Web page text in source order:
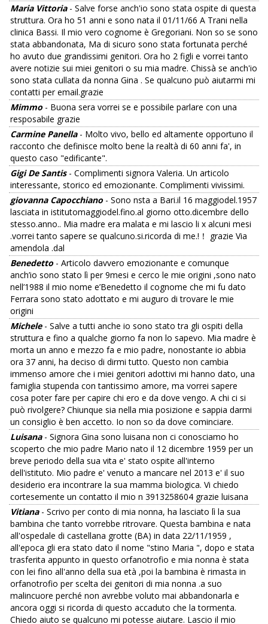
Maria Vittoria - Salve forse anch'io sono stata ospite di questa
struttura. Ora ho 51 anni e sono nata il 01/11/66 A Trani nella
clinica Bassi. Il mio vero cognome è Gregoriani. Non so se sono
stata abbandonata, Ma di sicuro sono stata fortunata perché
ho avuto due grandissimi genitori. Ora ho 2 figli e vorrei tanto
avere notizie sui miei genitori o su mia madre. Chissà se anch'io
sono stata cullata da nonna Gina . Se qualcuno può aiutarmi mi
contatti per email.grazie
Mimmo- Buona sera vorrei se e possibile parlare con una
resposabile grazie
Carmine Panella- Molto vivo, bello ed altamente opportuno il
racconto che definisce molto bene la realtà di 60 anni fa', in
questo caso "edificante".
Gigi De Santis- Complimenti signora Valeria. Un articolo
interessante, storico ed emozionante. Complimenti vivissimi.
giovanna Capocchiano- Sono nsta a Bari.il 16 maggiodel.1957
lasciata in istitutomaggiodel.fino.al giorno otto.dicembre dello
stesso.anno.. Mia madre era malata e mi lascio li x alcuni mesi
.vorrei tanto sapere se qualcuno.si.ricorda di me.!！ grazie Via
amendola .dal
Benedetto - Articolo davvero emozionante e comunque
anch’io sono stato lì per 9mesi e cerco le mie origini ,sono nato
nell’1988 il mio nome e’Benedetto il cognome che mi fu dato
Ferrara sono stato adottato e mi auguro di trovare le mie
origini
Michele- Salve a tutti anche io sono stato tra gli ospiti della
struttura e fino a qualche giorno fa non lo sapevo. Mia madre è
morta un anno e mezzo fa e mio padre, nonostante io abbia
ora 37 anni, ha deciso di dirmi tutto. Questo non cambia
immenso amore che i miei genitori adottivi mi hanno dato, una
famiglia stupenda con tantissimo amore, ma vorrei sapere
cosa poter fare per capire chi ero e da dove vengo. A chi ci si
può rivolgere? Chiunque sia nella mia posizione e sappia darmi
un consiglio è ben accetto. Io non so da dove cominciare.
Luisana- Signora Gina sono luisana non ci conosciamo ho
scoperto che mio padre Mario nato il 12 dicembre 1959 per un
breve periodo della sua vita e' stato ospite all'interno
dell'istituto. Mio padre e' venuto a mancare nel 2013 e' il suo
desiderio era incontrare la sua mamma biologica. Vi chiedo
cortesemente un contatto il mio n 3913258604 grazie luisana
Vitiana - Scrivo per conto di mia nonna, ha lasciato lì la sua
bambina che tanto vorrebbe ritrovare. Questa bambina e nata
all'ospedale di castellana grotte (BA) in data 22/11/1959 ,
all'epoca gli era stato dato il nome "stino Maria ", dopo e stata
trasferita appunto in questo orfanotrofio e mia nonna è stata
con lei fino all'anno della sua età ,poi la bambina è rimasta in
orfanotrofio per scelta dei genitori di mia nonna .a suo
malincuore perché non avrebbe voluto mai abbandonarla e
ancora oggi si ricorda di questo accaduto che la tormenta.
Chiedo aiuto se qualcuno mi potesse aiutare. Lascio il mio